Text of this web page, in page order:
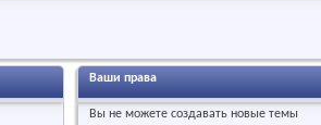
Ваши права
Вы не можетесоздавать новые темы